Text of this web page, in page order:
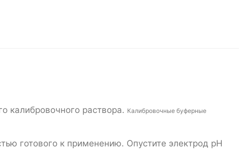
калибровочного раствора. Калибровочные буферные
готового к применению. Опустите электрод pH